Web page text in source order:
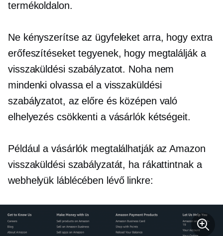
termékoldalon.
Ne kényszerítse az ügyfeleket arra, hogy extra
erőfeszítéseket tegyenek, hogy megtalálják a
visszaküldési szabályzatot. Noha nem
mindenki olvassa el a visszaküldési
szabályzatot, az előre és középen való
elhelyezés csökkenti a vásárlók kétségeit.
Például a vásárlók megtalálhatják az Amazon
visszaküldési szabályzatát, ha rákattintnak a
webhelyük láblécében lévő linkre: